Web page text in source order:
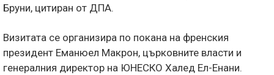
Бруни, цитиран от ДПА.
Визитата се организира по покана на френския
президент Еманюел Макрон, църковните власти и
генералния директор на ЮНЕСКО Халед Ел-Енани.